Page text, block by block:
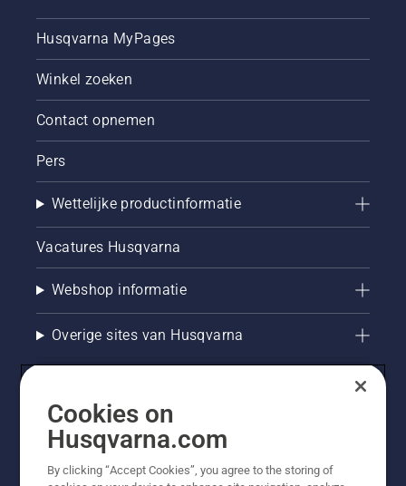
Husqvarna MyPages
Winkel zoeken
Contact opnemen
Pers
Wettelijke productinformatie
Vacatures Husqvarna
Webshop informatie
Overige sites van Husqvarna
Cookies on
Husqvarna.com
By clicking “Accept Cookies”, you agree to the storing of